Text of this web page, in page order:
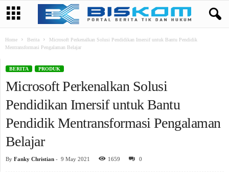
Home Berita
Microsoft Perkenalkan Solusi Pendidikan Imersif untuk Bantu Pendidik
Mentransformasi Pengalaman Belajar
BERITA PRODUK
Microsoft Perkenalkan Solusi
Pendidikan Imersif untuk Bantu
Pendidik Mentransformasi Pengalaman
Belajar
By Fanky Christian - 9 May 2021 1659 0